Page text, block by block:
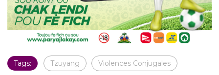
Tags: Tzuyang Violences Conjugales